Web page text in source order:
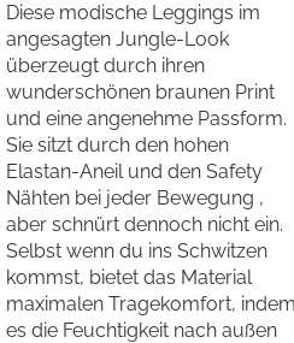
Diese modische Leggings im
angesagten Jungle-Look
überzeugt durch ihren
wunderschönen braunen Print
und eine angenehme Passform.
Sie sitzt durch den hohen
Elastan-Aneil und den Safety
Nähten bei jeder Bewegung ,
aber schnürt dennoch nicht ein.
Selbst wenn du ins Schwitzen
kommst, bietet das Material
maximalen Tragekomfort, indem
es die Feuchtigkeit nach außen